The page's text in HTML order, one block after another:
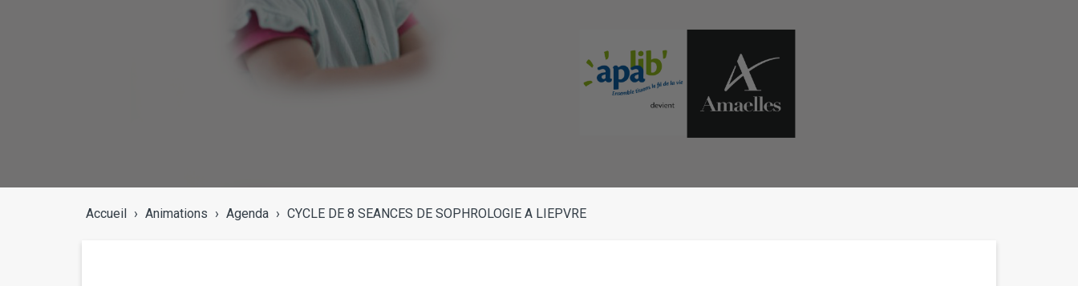
Accueil › Animations › Agenda › CYCLE DE 8 SEANCES DE SOPHROLOGIE A LIEPVRE